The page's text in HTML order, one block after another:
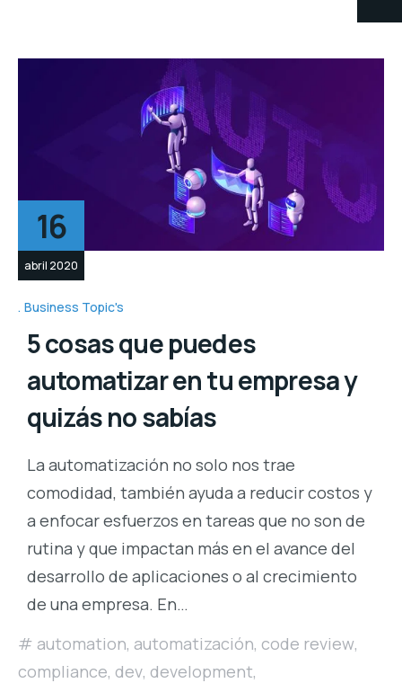
16
abril 2020
Business Topic's
5 cosas que puedes
automatizar en tu empresa y
quizás no sabías
La automatización no solo nos trae
comodidad, también ayuda a reducir costos y
a enfocar esfuerzos en tareas que no son de
rutina y que impactan más en el avance del
desarrollo de aplicaciones o al crecimiento
de una empresa. En…
automation, automatización, code review,
compliance, dev, development,